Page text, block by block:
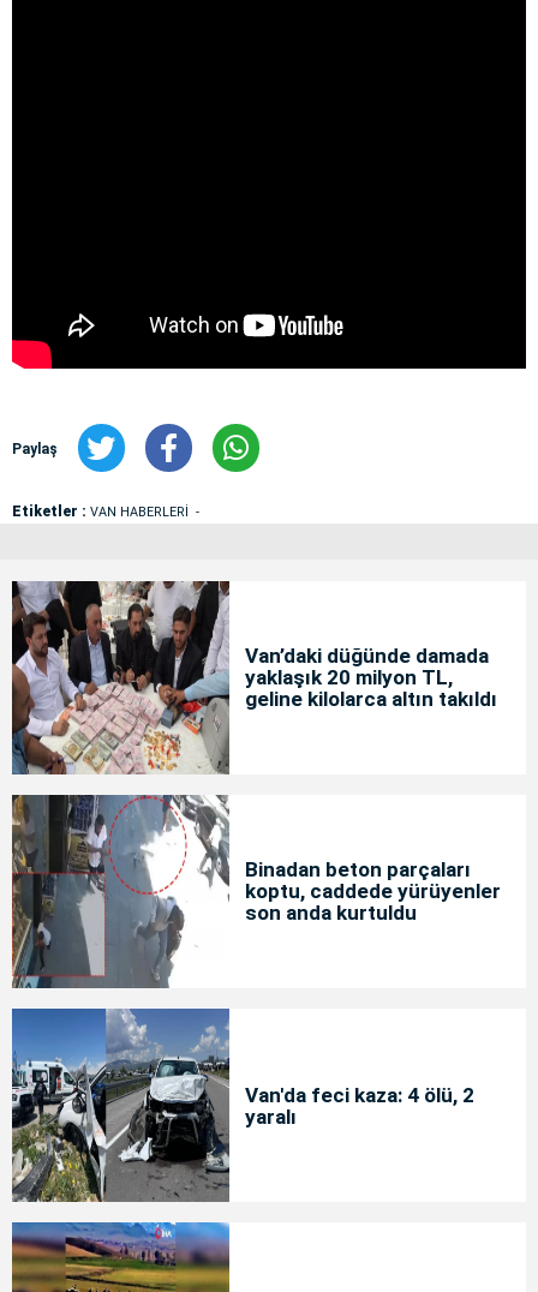
Paylaş
Etiketler : VAN HABERLERİ
Van’daki düğünde damada
yaklaşık 20 milyon TL,
geline kilolarca altın takıldı
Binadan beton parçaları
koptu, caddede yürüyenler
son anda kurtuldu
Van'da feci kaza: 4 ölü, 2
yaralı